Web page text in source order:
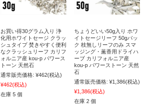
お買い得30グラム入り 浄
化用ホワイトセージ クラッ
シュタイプ 焚きやすく便利
なクラッシュリーフ カリフ
ォルニア産 kou-p パワース
トーン 天然石
通常販売価格: ¥462(税込)
¥462(税込)
在庫 5 個
ちょうどいい50g入り ホワ
イトセージリーフ 50gパッ
ク 枝無しリーフのみ スマ
ッジング・薫香用ドライハ
ーブ カリフォルニア産
kou-p パワーストーン 天然
石
通常販売価格: ¥1,386(税込)
¥1,386(税込)
在庫 2 個